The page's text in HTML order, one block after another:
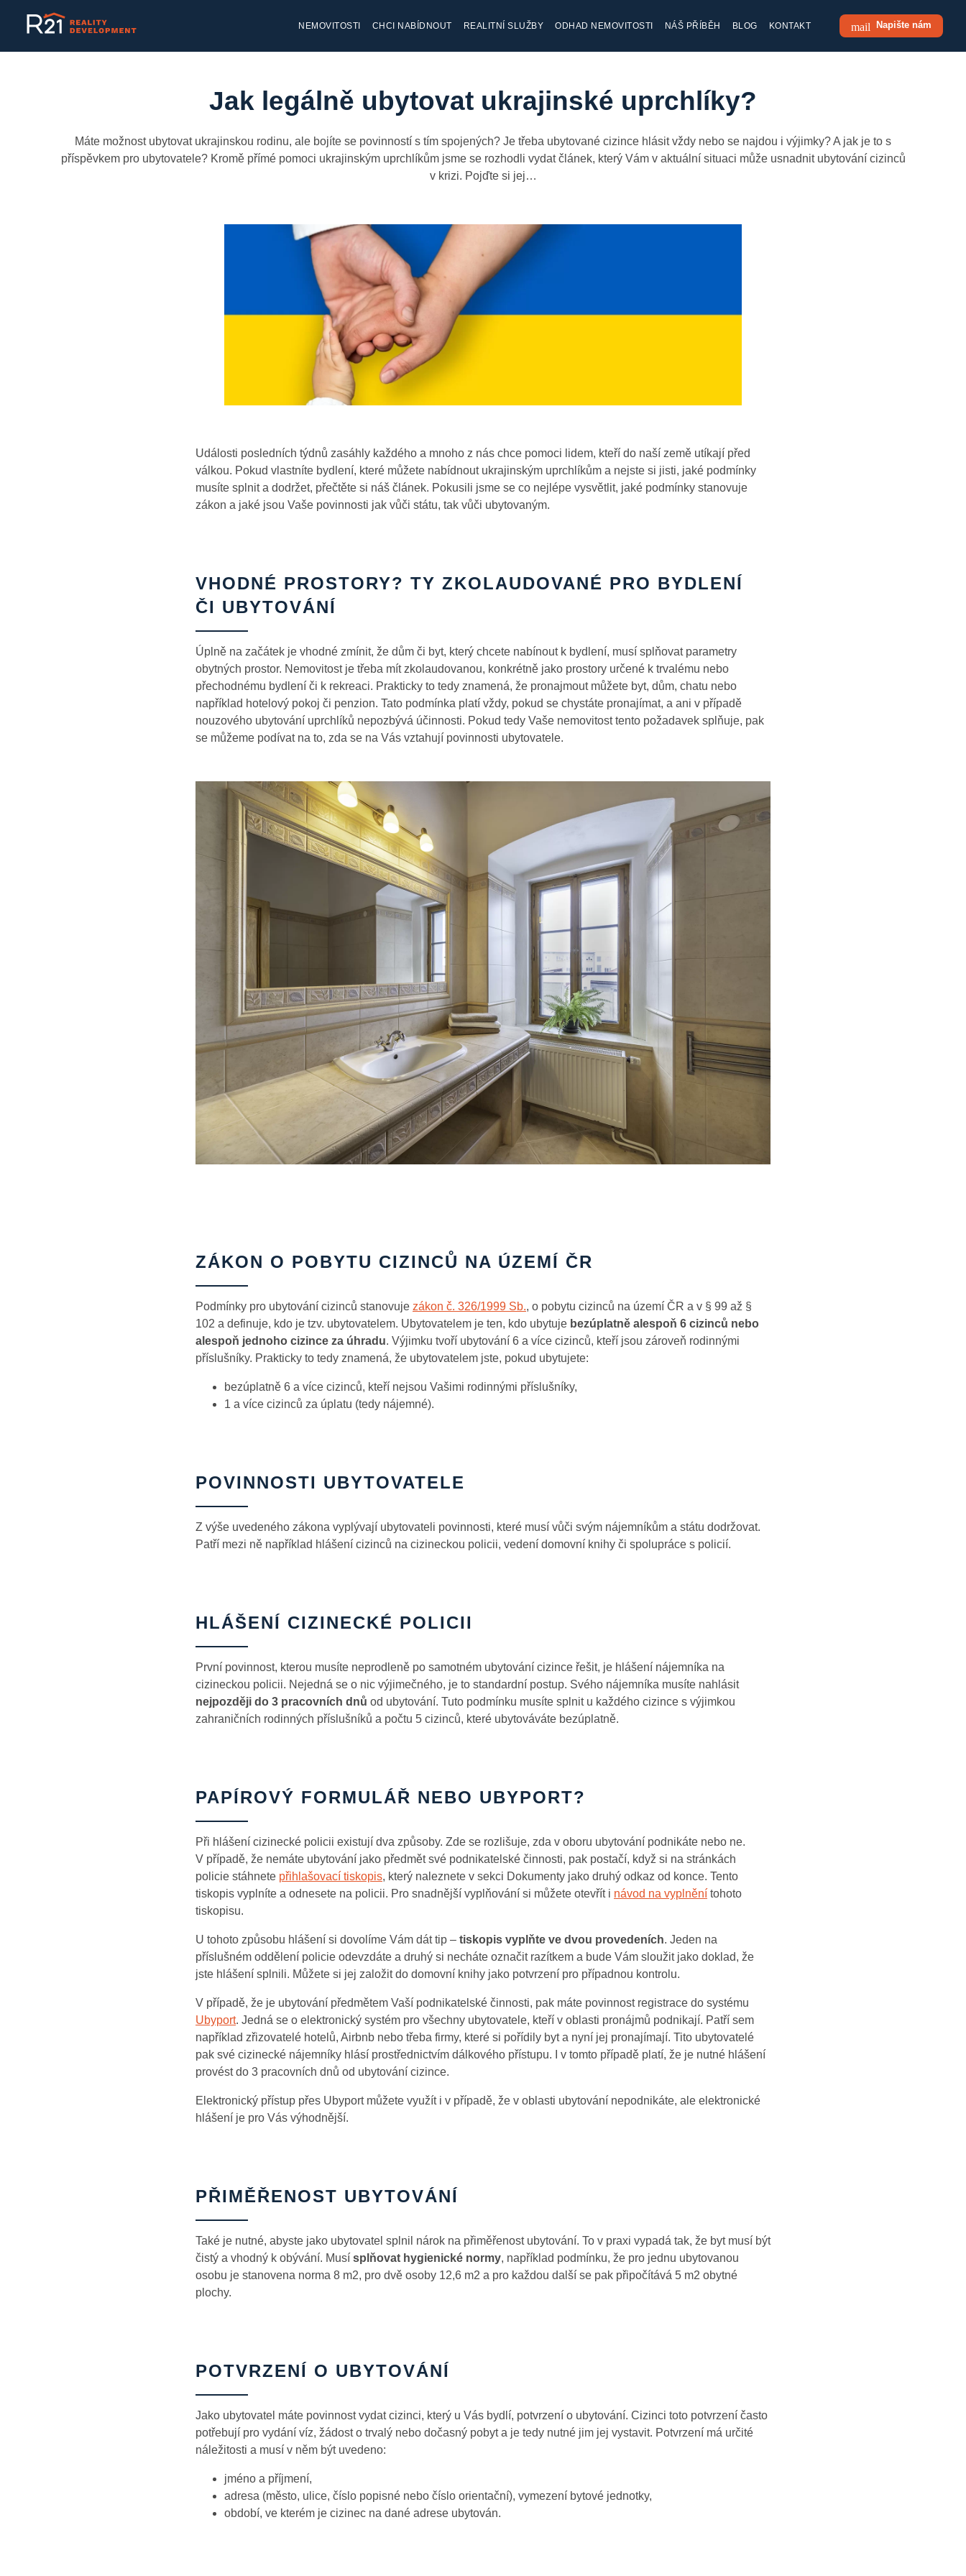
NEMOVITOSTI CHCI NABÍDNOUT REALITNÍ SLUŽBY ODHAD NEMOVITOSTI NÁŠ PŘÍBĚH BLOG KONTAKT mail Napište nám
Jak legálně ubytovat ukrajinské uprchlíky?
Máte možnost ubytovat ukrajinskou rodinu, ale bojíte se povinností s tím spojených? Je třeba ubytované cizince hlásit vždy nebo se najdou i výjimky? A jak je to s
příspěvkem pro ubytovatele? Kromě přímé pomoci ukrajinským uprchlíkům jsme se rozhodli vydat článek, který Vám v aktuální situaci může usnadnit ubytování cizinců
v krizi. Pojďte si jej…
Události posledních týdnů zasáhly každého a mnoho z nás chce pomoci lidem, kteří do naší země utíkají před
válkou. Pokud vlastníte bydlení, které můžete nabídnout ukrajinským uprchlíkům a nejste si jisti, jaké podmínky
musíte splnit a dodržet, přečtěte si náš článek. Pokusili jsme se co nejlépe vysvětlit, jaké podmínky stanovuje
zákon a jaké jsou Vaše povinnosti jak vůči státu, tak vůči ubytovaným.
VHODNÉ PROSTORY? TY ZKOLAUDOVANÉ PRO BYDLENÍ
ČI UBYTOVÁNÍ
Úplně na začátek je vhodné zmínit, že dům či byt, který chcete nabínout k bydlení, musí splňovat parametry
obytných prostor. Nemovitost je třeba mít zkolaudovanou, konkrétně jako prostory určené k trvalému nebo
přechodnému bydlení či k rekreaci. Prakticky to tedy znamená, že pronajmout můžete byt, dům, chatu nebo
například hotelový pokoj či penzion. Tato podmínka platí vždy, pokud se chystáte pronajímat, a ani v případě
nouzového ubytování uprchlíků nepozbývá účinnosti. Pokud tedy Vaše nemovitost tento požadavek splňuje, pak
se můžeme podívat na to, zda se na Vás vztahují povinnosti ubytovatele.
ZÁKON O POBYTU CIZINCŮ NA ÚZEMÍ ČR
Podmínky pro ubytování cizinců stanovuje zákon č. 326/1999 Sb., o pobytu cizinců na území ČR a v § 99 až §
102 a definuje, kdo je tzv. ubytovatelem. Ubytovatelem je ten, kdo ubytuje bezúplatně alespoň 6 cizinců nebo
alespoň jednoho cizince za úhradu. Výjimku tvoří ubytování 6 a více cizinců, kteří jsou zároveň rodinnými
příslušníky. Prakticky to tedy znamená, že ubytovatelem jste, pokud ubytujete:
bezúplatně 6 a více cizinců, kteří nejsou Vašimi rodinnými příslušníky,
1 a více cizinců za úplatu (tedy nájemné).
POVINNOSTI UBYTOVATELE
Z výše uvedeného zákona vyplývají ubytovateli povinnosti, které musí vůči svým nájemníkům a státu dodržovat.
Patří mezi ně například hlášení cizinců na cizineckou policii, vedení domovní knihy či spolupráce s policií.
HLÁŠENÍ CIZINECKÉ POLICII
První povinnost, kterou musíte neprodleně po samotném ubytování cizince řešit, je hlášení nájemníka na
cizineckou policii. Nejedná se o nic výjimečného, je to standardní postup. Svého nájemníka musíte nahlásit
nejpozději do 3 pracovních dnů od ubytování. Tuto podmínku musíte splnit u každého cizince s výjimkou
zahraničních rodinných příslušníků a počtu 5 cizinců, které ubytováváte bezúplatně.
PAPÍROVÝ FORMULÁŘ NEBO UBYPORT?
Při hlášení cizinecké policii existují dva způsoby. Zde se rozlišuje, zda v oboru ubytování podnikáte nebo ne.
V případě, že nemáte ubytování jako předmět své podnikatelské činnosti, pak postačí, když si na stránkách
policie stáhnete přihlašovací tiskopis, který naleznete v sekci Dokumenty jako druhý odkaz od konce. Tento
tiskopis vyplníte a odnesete na policii. Pro snadnější vyplňování si můžete otevřít i návod na vyplnění tohoto
tiskopisu.
U tohoto způsobu hlášení si dovolíme Vám dát tip – tiskopis vyplňte ve dvou provedeních. Jeden na
příslušném oddělení policie odevzdáte a druhý si necháte označit razítkem a bude Vám sloužit jako doklad, že
jste hlášení splnili. Můžete si jej založit do domovní knihy jako potvrzení pro případnou kontrolu.
V případě, že je ubytování předmětem Vaší podnikatelské činnosti, pak máte povinnost registrace do systému
Ubyport. Jedná se o elektronický systém pro všechny ubytovatele, kteří v oblasti pronájmů podnikají. Patří sem
například zřizovatelé hotelů, Airbnb nebo třeba firmy, které si pořídily byt a nyní jej pronajímají. Tito ubytovatelé
pak své cizinecké nájemníky hlásí prostřednictvím dálkového přístupu. I v tomto případě platí, že je nutné hlášení
provést do 3 pracovních dnů od ubytování cizince.
Elektronický přístup přes Ubyport můžete využít i v případě, že v oblasti ubytování nepodnikáte, ale elektronické
hlášení je pro Vás výhodnější.
PŘIMĚŘENOST UBYTOVÁNÍ
Také je nutné, abyste jako ubytovatel splnil nárok na přiměřenost ubytování. To v praxi vypadá tak, že byt musí být
čistý a vhodný k obývání. Musí splňovat hygienické normy, například podmínku, že pro jednu ubytovanou
osobu je stanovena norma 8 m2, pro dvě osoby 12,6 m2 a pro každou další se pak připočítává 5 m2 obytné
plochy.
POTVRZENÍ O UBYTOVÁNÍ
Jako ubytovatel máte povinnost vydat cizinci, který u Vás bydlí, potvrzení o ubytování. Cizinci toto potvrzení často
potřebují pro vydání víz, žádost o trvalý nebo dočasný pobyt a je tedy nutné jim jej vystavit. Potvrzení má určité
náležitosti a musí v něm být uvedeno:
jméno a příjmení,
adresa (město, ulice, číslo popisné nebo číslo orientační), vymezení bytové jednotky,
období, ve kterém je cizinec na dané adrese ubytován.